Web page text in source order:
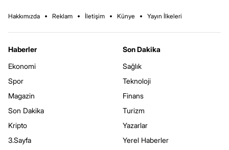
Hakkımızda Reklam İletişim Künye Yayın İlkeleri
Haberler
Ekonomi
Spor
Magazin
Son Dakika
Kripto
3.Sayfa
Son Dakika
Sağlık
Teknoloji
Finans
Turizm
Yazarlar
Yerel Haberler